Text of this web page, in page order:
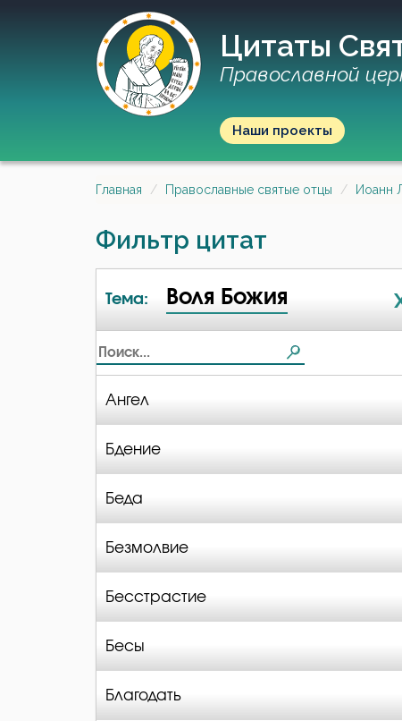
Цитаты
Православной
Наши проекты
Главная Православные святые отцы Иоанн
Фильтр цитат
Тема: Воля Божия
Ангел
Бдение
Беда
Безмолвие
Бесстрастие
Бесы
Благодать